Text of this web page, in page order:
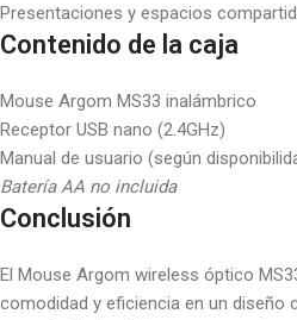
Presentaciones y espacios
Contenido de la caja
Mouse Argom MS33 inalámbrico
Receptor USB nano (2.4GHz)
Manual de usuario (según
Batería AA no incluida
Conclusión
El Mouse Argom wireless óptico
comodidad y eficiencia en un diseño